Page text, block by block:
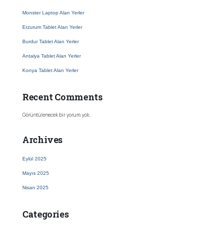
Monster Laptop Alan Yerler
Erzurum Tablet Alan Yerler
Burdur Tablet Alan Yerler
Antalya Tablet Alan Yerler
Konya Tablet Alan Yerler
Recent Comments
Görüntülenecek bir yorum yok.
Archives
Eylül 2025
Mayıs 2025
Nisan 2025
Categories